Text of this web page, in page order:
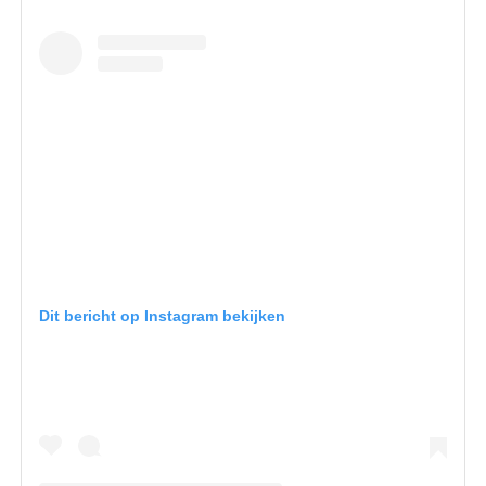
Dit bericht op Instagram bekijken